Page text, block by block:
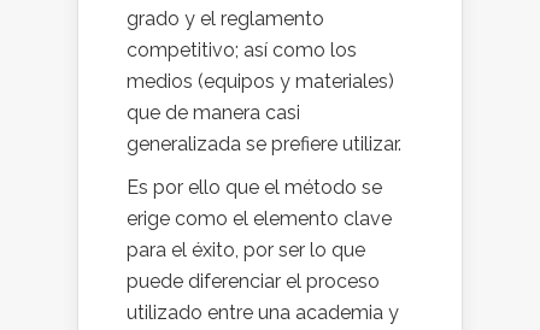
grado y el reglamento
competitivo; así como los
medios (equipos y materiales)
que de manera casi
generalizada se prefiere utilizar.
Es por ello que el método se
erige como el elemento clave
para el éxito, por ser lo que
puede diferenciar el proceso
utilizado entre una academia y